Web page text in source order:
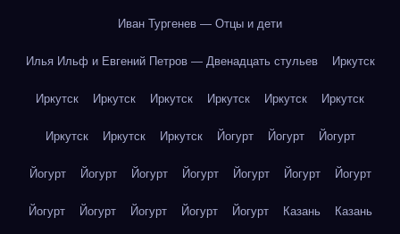
Иван Тургенев — Отцы и дети
Илья Ильф и Евгений Петров — Двенадцать стульев Иркутск
Иркутск Иркутск Иркутск Иркутск Иркутск Иркутск
Иркутск Иркутск Иркутск Йогурт Йогурт Йогурт
Йогурт Йогурт Йогурт Йогурт Йогурт Йогурт Йогурт
Йогурт Йогурт Йогурт Йогурт Йогурт Казань Казань